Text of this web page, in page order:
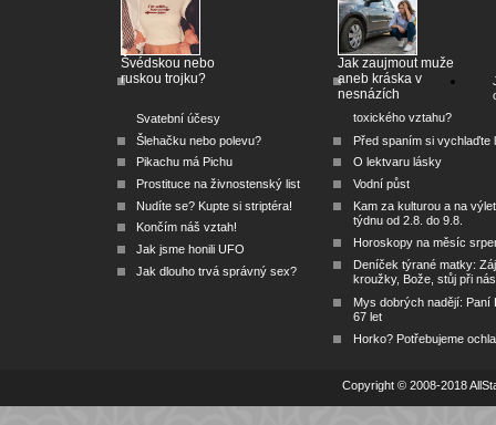
Švédskou nebo
ruskou trojku?
Svatební účesy
Šlehačku nebo polevu?
Pikachu má Pichu
Prostituce na živnostenský list
Nudíte se? Kupte si striptéra!
Končím náš vztah!
Jak jsme honili UFO
Jak dlouho trvá správný sex?
Jak zaujmout muže
aneb kráska v
nesnázích
toxického vztahu?
Před spaním si vychlaďte
O lektvaru lásky
Vodní půst
Kam za kulturou a na
týdnu od 2.8. do 9.8.
Horoskopy na měsíc
Deníček týrané matky:
kroužky, Bože, stůj při nás
Mys dobrých nadějí: Paní
67 let
Horko? Potřebujeme
Copyright © 2008-2018